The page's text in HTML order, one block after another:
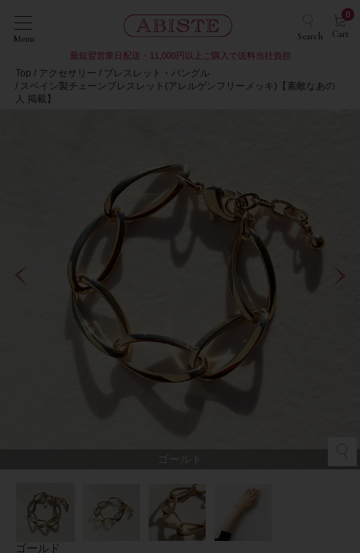
Menu Search Cart
0
最短翌営業日配送・11,000円以上ご購入で送料当社負担
Top アクセサリー
ブレスレット・バングル
スペイン製チェーンブレスレット(アレルゲンフリーメッキ)【素敵なあの
人 掲載】
ゴールド
ゴールド